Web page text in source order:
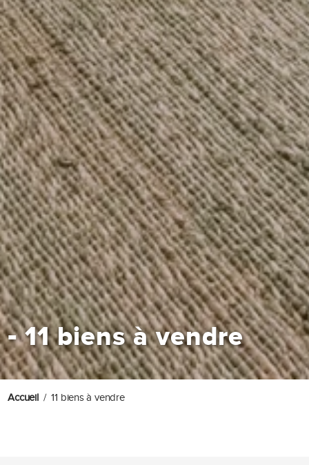
-11 biens à vendre
Accueil 11 biens à vendre